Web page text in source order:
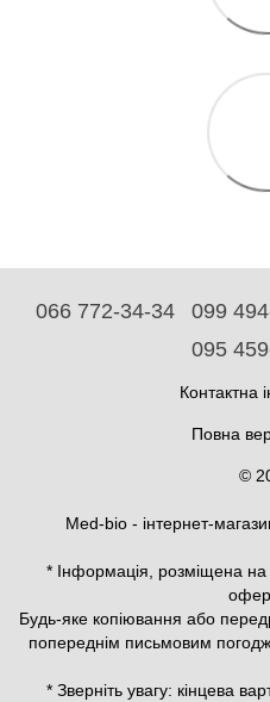
066 772-34-34 099
095
Контактна
Повна
©
Med-bio - інтернет-
* Інформація, розміщена на
Будь-яке копіювання або
попереднім письмовим
* Зверніть увагу: кінцева